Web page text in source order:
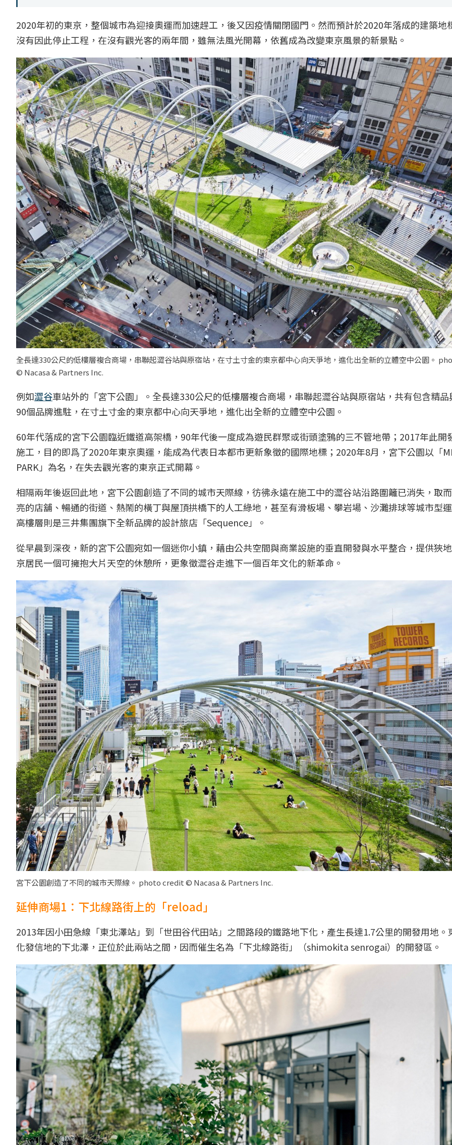
2020年初的東京，整個城市為迎接奧運而加速趕工，後又因疫情關閉國門。然而預計於2020年落成的建築地
沒有因此停止工程，在沒有觀光客的兩年間，雖無法風光開幕，依舊成為改變東京風景的新景點。
全長達330公尺的低樓層複合商場，串聯起澀谷站與原宿站，在寸土寸金的東京都中心向天爭地，進化出全新的立體空中公園。
© Nacasa & Partners Inc.
例如澀谷車站外的「宮下公園」。全長達330公尺的低樓層複合商場，串聯起澀谷站與原宿站，共有包含精
90個品牌進駐，在寸土寸金的東京都中心向天爭地，進化出全新的立體空中公園。
60年代落成的宮下公園臨近鐵道高架橋，90年代後一度成為遊民群聚或街頭塗鴉的三不管地帶；2017年此開
施工，目的即爲了2020年東京奧運，能成為代表日本都市更新象徵的國際地標；2020年8月，宮下公園以「
PARK」為名，在失去觀光客的東京正式開幕。
相隔兩年後返回此地，宮下公園創造了不同的城市天際線，彷彿永遠在施工中的澀谷站沿路圍籬已消失，取
亮的店舖、暢通的街道、熱鬧的橫丁與屋頂拱橋下的人工綠地，甚至有滑板場、攀岩場、沙灘排球等城市型
高樓層則是三井集團旗下全新品牌的設計旅店「Sequence」。
從早晨到深夜，新的宮下公園宛如一個迷你小鎮，藉由公共空間與商業設施的垂直開發與水平整合，提供狹
京居民一個可擁抱大片天空的休憩所，更象徵澀谷走進下一個百年文化的新革命。
宮下公園創造了不同的城市天際線。 photo credit © Nacasa & Partners Inc.
延伸商場1：下北線路街上的「reload」
2013年因小田急線「東北澤站」到「世田谷代田站」之間路段的鐵路地下化，產生長達1.7公里的開發用地。
化發信地的下北澤，正位於此兩站之間，因而催生名為「下北線路街」（shimokita senrogai）的開發區。